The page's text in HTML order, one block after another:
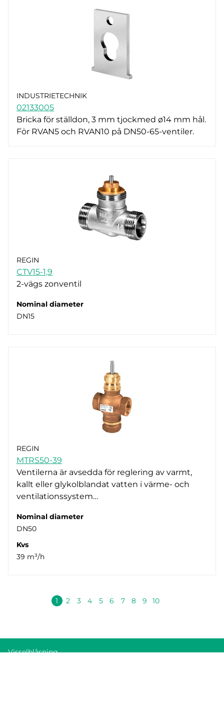
INDUSTRIETECHNIK
02133005
Bricka för ställdon, 3 mm tjockmed ø14 mm hål.
För RVAN5 och RVAN10 på DN50-65-ventiler.
REGIN
CTV15-1,9
2-vägs zonventil
Nominal diameter
DN15
REGIN
MTRS50-39
Ventilerna är avsedda för reglering av varmt,
kallt eller glykolblandat vatten i värme- och
ventilationssystem…
Nominal diameter
DN50
Kvs
39 m³/h
1 2 3 4 5 6 7 8 9 10
Visselblåsning